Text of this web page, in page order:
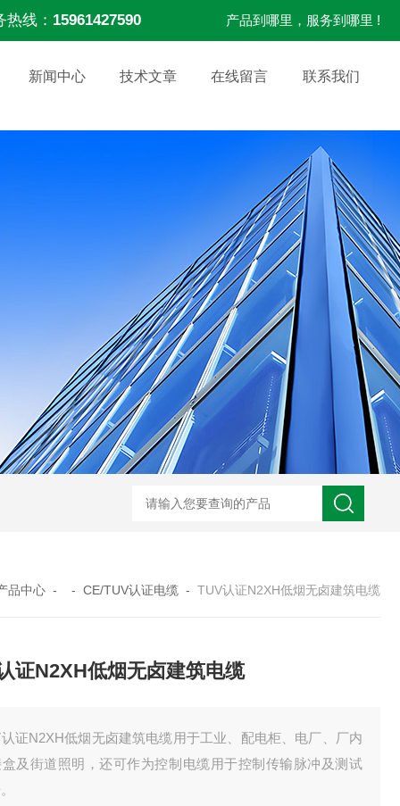
热线： 15961427590 产品到哪里，服务到哪里 !
新闻中心 技术文章 在线留言 联系我们
标准UL3320交联聚乙烯储能电缆 H05VVC4V5-K多芯屏蔽耐油电
品中心 - - CE/TUV认证电缆 - TUV认证N2XH低烟无卤建筑电缆
证N2XH低烟无卤建筑电缆
证N2XH低烟无卤建筑电缆用于工业、配电柜、电厂、厂内
及街道照明，还可作为控制电缆用于控制传输脉冲及测试